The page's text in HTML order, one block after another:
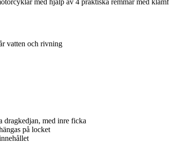
vatten och rivning
dragkedjan, med inre ficka
på locket